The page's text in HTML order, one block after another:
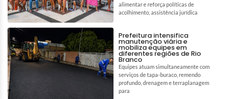
alimentar e reforça políticas de
acolhimento, assistência jurídica
Prefeitura intensifica
manutenção viária e
mobiliza equipes em
diferentes regiões de Rio
Branco
Equipes atuam simultaneamente com
serviços de tapa-buraco, remendo
profundo, drenagem e terraplanagem
para